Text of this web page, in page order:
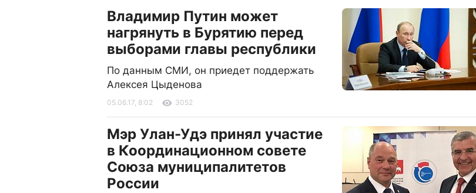
Владимир Путин может
нагрянуть в Бурятию перед
выборами главы республики
По данным СМИ, он приедет поддержать
Алексея Цыденова
05.06.17, 8:02 3052
Мэр Улан-Удэ принял участие
в Координационном совете
Союза муниципалитетов
России